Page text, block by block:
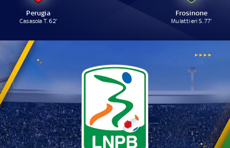
Perugia
Casasola T. 62'
Frosinone
Mulattieri S. 77'